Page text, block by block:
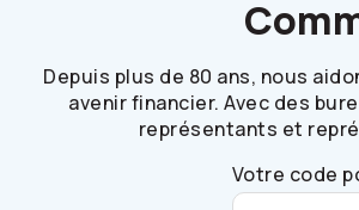
Depuis plus de 80 ans, nous
avenir financier. Avec des
représentants et
Votre code